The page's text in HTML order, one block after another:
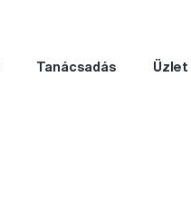
Tanácsadás Üzlet